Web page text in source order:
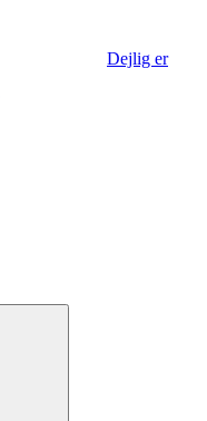
Dejlig er